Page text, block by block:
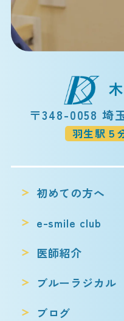
〒348-0058 埼
羽生駅５
初めての方へ
e-smile club
医師紹介
ブルーラジカル
ブログ